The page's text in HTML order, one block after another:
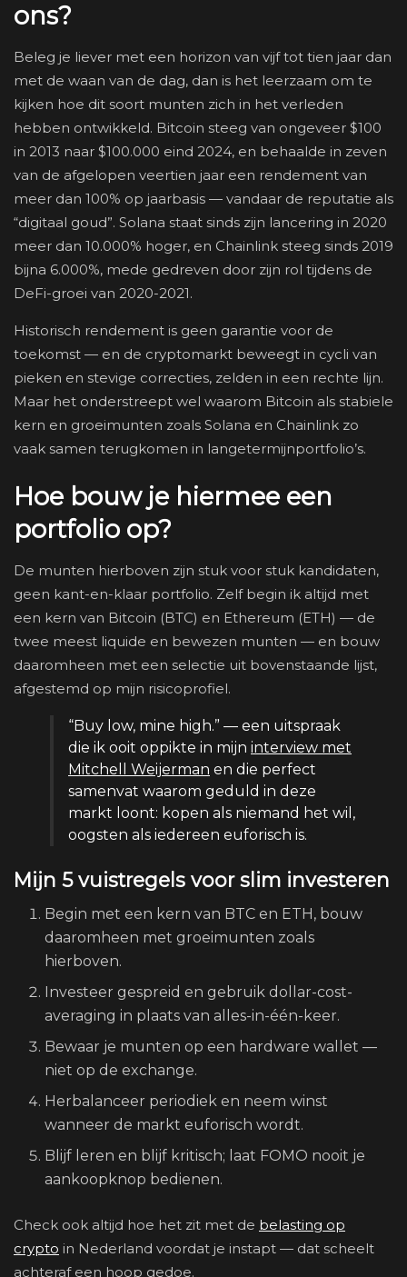
ons?
Beleg je liever met een horizon van vijf tot tien jaar dan
met de waan van de dag, dan is het leerzaam om te
kijken hoe dit soort munten zich in het verleden
hebben ontwikkeld. Bitcoin steeg van ongeveer $100
in 2013 naar $100.000 eind 2024, en behaalde in zeven
van de afgelopen veertien jaar een rendement van
meer dan 100% op jaarbasis — vandaar de reputatie als
“digitaal goud”. Solana staat sinds zijn lancering in 2020
meer dan 10.000% hoger, en Chainlink steeg sinds 2019
bijna 6.000%, mede gedreven door zijn rol tijdens de
DeFi-groei van 2020-2021.
Historisch rendement is geen garantie voor de
toekomst — en de cryptomarkt beweegt in cycli van
pieken en stevige correcties, zelden in een rechte lijn.
Maar het onderstreept wel waarom Bitcoin als stabiele
kern en groeimunten zoals Solana en Chainlink zo
vaak samen terugkomen in langetermijnportfolio’s.
Hoe bouw je hiermee een
portfolio op?
De munten hierboven zijn stuk voor stuk kandidaten,
geen kant-en-klaar portfolio. Zelf begin ik altijd met
een kern van Bitcoin (BTC) en Ethereum (ETH) — de
twee meest liquide en bewezen munten — en bouw
daaromheen met een selectie uit bovenstaande lijst,
afgestemd op mijn risicoprofiel.
“Buy low, mine high.” — een uitspraak
die ik ooit oppikte in mijn interview met
Mitchell Weijerman en die perfect
samenvat waarom geduld in deze
markt loont: kopen als niemand het wil,
oogsten als iedereen euforisch is.
Mijn 5 vuistregels voor slim investeren
Begin met een kern van BTC en ETH, bouw
daaromheen met groeimunten zoals
hierboven.
Investeer gespreid en gebruik dollar-cost-
averaging in plaats van alles-in-één-keer.
Bewaar je munten op een hardware wallet —
niet op de exchange.
Herbalanceer periodiek en neem winst
wanneer de markt euforisch wordt.
Blijf leren en blijf kritisch; laat FOMO nooit je
aankoopknop bedienen.
Check ook altijd hoe het zit met de belasting op
crypto in Nederland voordat je instapt — dat scheelt
achteraf een hoop gedoe.